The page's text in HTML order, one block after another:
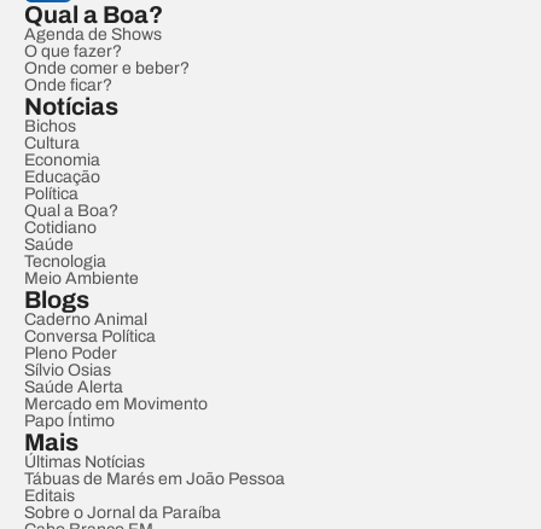
Qual a Boa?
Agenda de Shows
O que fazer?
Onde comer e beber?
Onde ficar?
Notícias
Bichos
Cultura
Economia
Educação
Política
Qual a Boa?
Cotidiano
Saúde
Tecnologia
Meio Ambiente
Blogs
Caderno Animal
Conversa Política
Pleno Poder
Sílvio Osias
Saúde Alerta
Mercado em Movimento
Papo Íntimo
Mais
Últimas Notícias
Tábuas de Marés em João Pessoa
Editais
Sobre o Jornal da Paraíba